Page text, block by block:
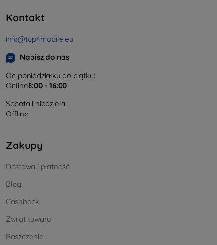
Kontakt
info@top4mobile.eu
Napisz do nas
Od poniedziałku do piątku:
Online8:00 - 16:00
Sobota i niedziela:
Offline
Zakupy
Dostawa i płatność
Blog
Cashback
Zwrot towaru
Roszczenie